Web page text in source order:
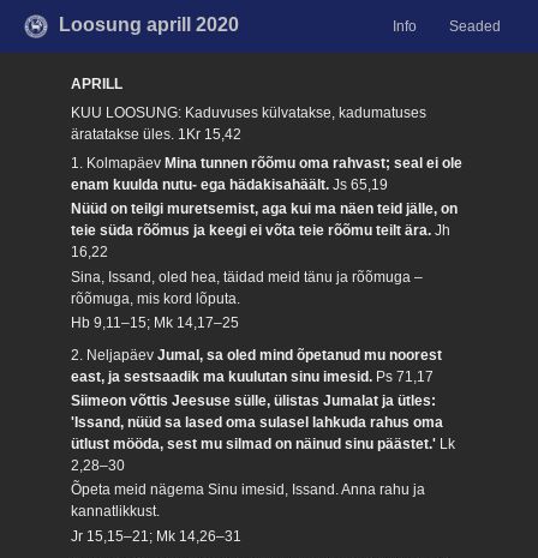
Loosung aprill 2020 Info Seaded
APRILL
KUU LOOSUNG: Kaduvuses külvatakse, kadumatuses
äratatakse üles. 1Kr 15,42
1. Kolmapäev Mina tunnen rõõmu oma rahvast; seal ei ole
enam kuulda nutu- ega hädakisahäält.Js 65,19
Nüüd on teilgi muretsemist, aga kui ma näen teid jälle, on
teie süda rõõmus ja keegi ei võta teie rõõmu teilt ära.Jh
16,22
Sina, Issand, oled hea, täidad meid tänu ja rõõmuga –
rõõmuga, mis kord lõputa.
Hb 9,11–15; Mk 14,17–25
2. NeljapäevJumal, sa oled mind õpetanud mu noorest
east, ja sestsaadik ma kuulutan sinu imesid. Ps 71,17
Siimeon võttis Jeesuse sülle, ülistas Jumalat ja ütles:
'Issand, nüüd sa lased oma sulasel lahkuda rahus oma
ütlust mööda, sest mu silmad on näinud sinu päästet.' Lk
2,28–30
Õpeta meid nägema Sinu imesid, Issand. Anna rahu ja
kannatlikkust.
Jr 15,15–21; Mk 14,26–31